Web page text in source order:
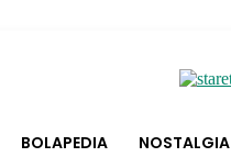
BOLAPEDIA NOSTALGIA